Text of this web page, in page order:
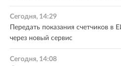
Сегодня, 14:29
Передать показания счетчиков
через новый сервис
Сегодня, 14:08